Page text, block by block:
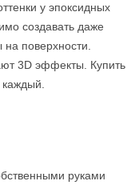
у эпоксидных
создавать даже
поверхности.
3D эффекты. Купить
каждый.
руками